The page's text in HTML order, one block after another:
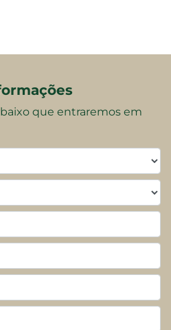
que entraremos em